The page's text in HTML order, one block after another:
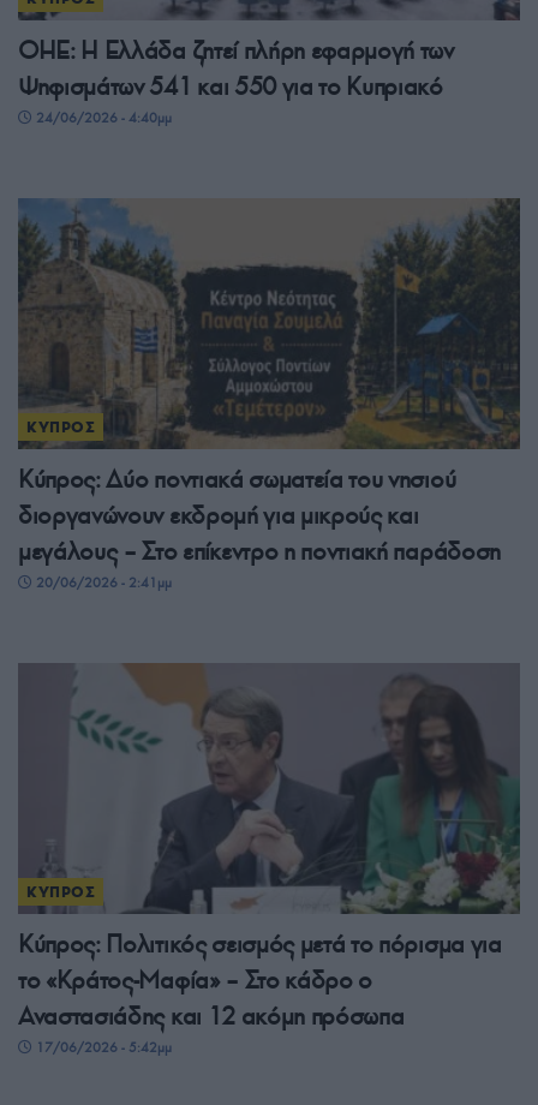
ΟΗΕ: Η Ελλάδα ζητεί πλήρη εφαρμογή των
Ψηφισμάτων 541 και 550 για το Κυπριακό
24/06/2026 - 4:40μμ
ΚΥΠΡΟΣ
Κύπρος: Δύο ποντιακά σωματεία του νησιού
διοργανώνουν εκδρομή για μικρούς και
μεγάλους – Στο επίκεντρο η ποντιακή παράδοση
20/06/2026 - 2:41μμ
ΚΥΠΡΟΣ
Κύπρος: Πολιτικός σεισμός μετά το πόρισμα για
το «Κράτος-Μαφία» – Στο κάδρο ο
Αναστασιάδης και 12 ακόμη πρόσωπα
17/06/2026 - 5:42μμ